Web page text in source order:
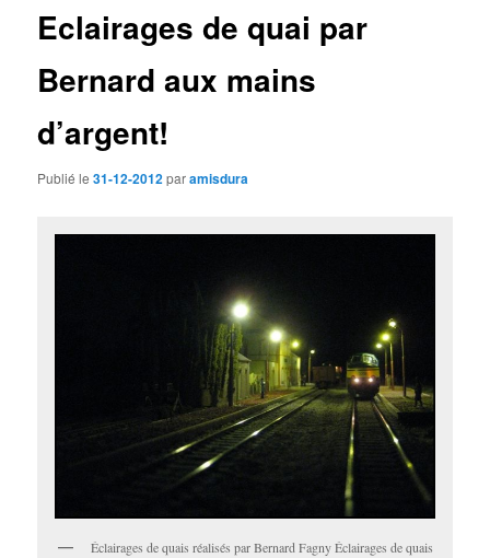
Eclairages de quai par
Bernard aux mains
d’argent!
Publié le31-12-2012paramisdura
Éclairages de quais réalisés par Bernard Fagny Éclairages de quais